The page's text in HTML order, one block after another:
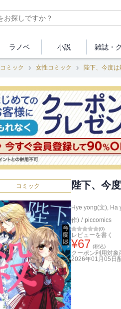
ラノベ 小説 雑誌・
コミック 女性コミック 陛下、今度は
コミック 陛下、今
Hye yong(文), Ha
作) / piccomics
(0)
レビューを書く
¥67 (税込)
クーポン利用対象
2026年01月05日